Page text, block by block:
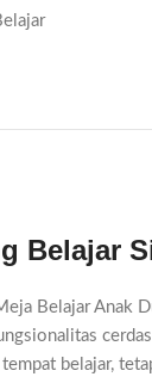
Belajar
Belajar Anak
belajar,